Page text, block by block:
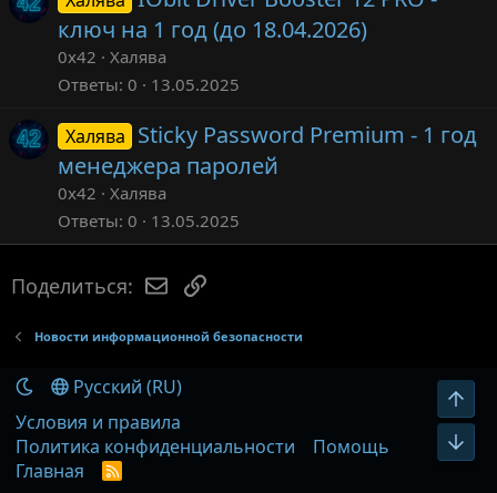
ключ на 1 год (до 18.04.2026)
0x42
Халява
Ответы 0 13.05.2025
Халява Sticky Password Premium - 1 год
менеджера паролей
0x42
Халява
Ответы 0 13.05.2025
Поделиться: Электронная почта
Ссылка
Новости информационной безопасности
Русский (RU)
Условия и правила
Политика конфиденциальности
Помощь
Главная
R